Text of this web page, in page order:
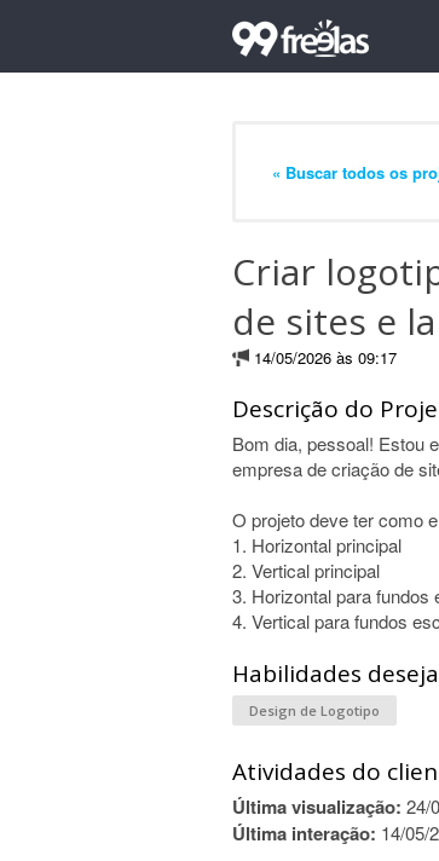
« Buscar todos os
Criar
de sites e
14/05/2026 às 09:17
Descrição do
Bom dia, pessoal! Estou
empresa de criação de
O projeto deve ter como
1. Horizontal principal
2. Vertical principal
3. Horizontal para fundos
4. Vertical para fundos
Habilidades
Design de Logotipo
Atividades do
Última visualização: 24/
Última interação: 14/05/